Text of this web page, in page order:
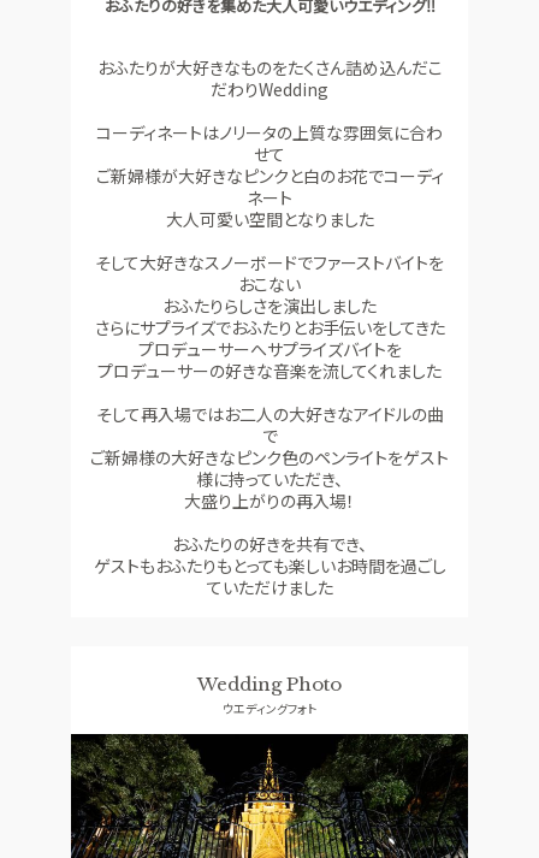
お問い合わせ
おふたりの好きを集めた大人可愛いウエディング‼
おふたりが大好きなものをたくさん詰め込んだこ
だわりWedding
コーディネートはノリータの上質な雰囲気に合わ
せて
ご新婦様が大好きなピンクと白のお花でコーディ
ネート
大人可愛い空間となりました
そして大好きなスノーボードでファーストバイトを
おこない
おふたりらしさを演出しました
さらにサプライズでおふたりとお手伝いをしてきた
プロデューサーへサプライズバイトを
プロデューサーの好きな音楽を流してくれました
そして再入場ではお二人の大好きなアイドルの曲
で
ご新婦様の大好きなピンク色のペンライトをゲスト
様に持っていただき、
大盛り上がりの再入場！
おふたりの好きを共有でき、
ゲストもおふたりもとっても楽しいお時間を過ごし
ていただけました
Wedding Photo
ウエディングフォト